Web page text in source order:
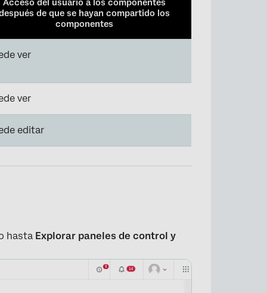
Acceso del usuario a los componentes
de que se hayan compartido los
componentes
ver
ver
editar
hasta Explorar paneles de control y